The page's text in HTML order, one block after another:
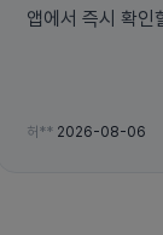
앱에서 즉시 확인
허** 2026-08-06